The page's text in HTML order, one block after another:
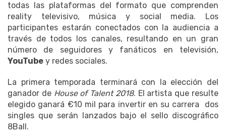
todas las plataformas del formato que comprenden
reality televisivo, música y social media. Los
participantes estarán conectados con la audiencia a
través de todos los canales, resultando en un gran
número de seguidores y fanáticos en televisión,
YouTube y redes sociales.
La primera temporada terminará con la elección del
ganador de House of Talent 2018. El artista que resulte
elegido ganará €10 mil para invertir en su carrera dos
singles que serán lanzados bajo el sello discográfico
8Ball.